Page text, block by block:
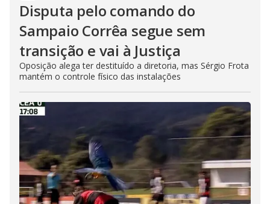
Disputa pelo comando do
Sampaio Corrêa segue sem
transição e vai à Justiça
Oposição alega ter destituído a diretoria, mas Sérgio Frota
mantém o controle físico das instalações